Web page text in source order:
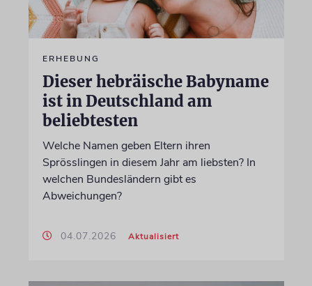
ERHEBUNG
Dieser hebräische Babyname
ist in Deutschland am
beliebtesten
Welche Namen geben Eltern ihren
Sprösslingen in diesem Jahr am liebsten? In
welchen Bundesländern gibt es
Abweichungen?
04.07.2026 Aktualisiert